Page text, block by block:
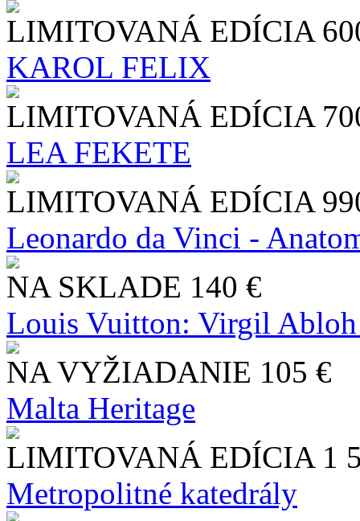
LIMITOVANÁ EDÍCIA
KAROL FELIX
LIMITOVANÁ EDÍCIA
LEA FEKETE
LIMITOVANÁ EDÍCIA
Leonardo da Vinci -
NA SKLADE 140 €
Louis Vuitton: Virgil
NA VYŽIADANIE 105 €
Malta Heritage
LIMITOVANÁ EDÍCIA 1
Metropolitné katedrály